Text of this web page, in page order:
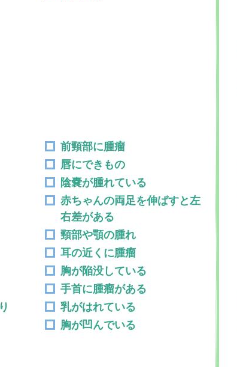
前頸部に腫瘤
唇にできもの
陰嚢が腫れている
赤ちゃんの両足を伸ばすと左
右差がある
頸部や顎の腫れ
耳の近くに腫瘤
胸が陥没している
手首に腫瘤がある
乳がはれている
胸が凹んでいる